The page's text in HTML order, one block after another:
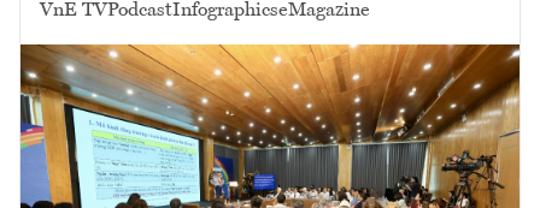
VnE TVPodcastInfographicseMagazine